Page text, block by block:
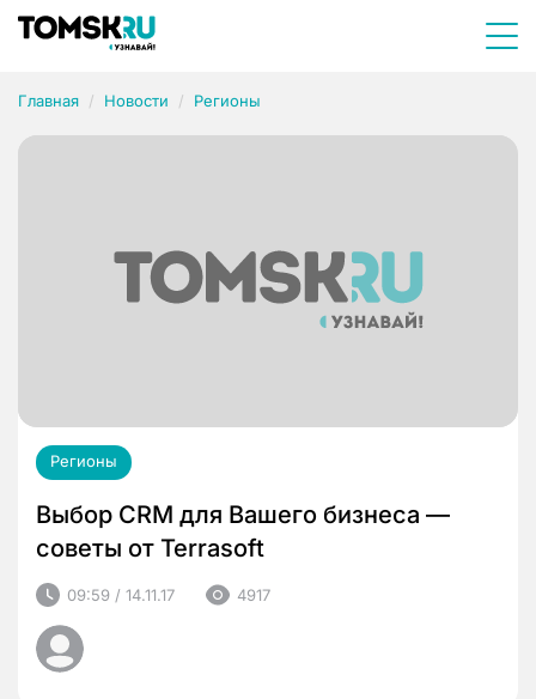
Главная Новости Регионы
Регионы
Выбор CRM для Вашего бизнеса —
советы от Terrasoft
09:59 / 14.11.17 4917